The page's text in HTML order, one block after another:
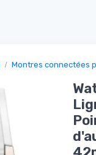
Montres connectées